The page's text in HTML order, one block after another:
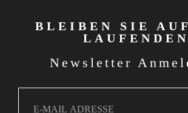
BLEIBEN SIE
LAUFENDEN
Newsletter